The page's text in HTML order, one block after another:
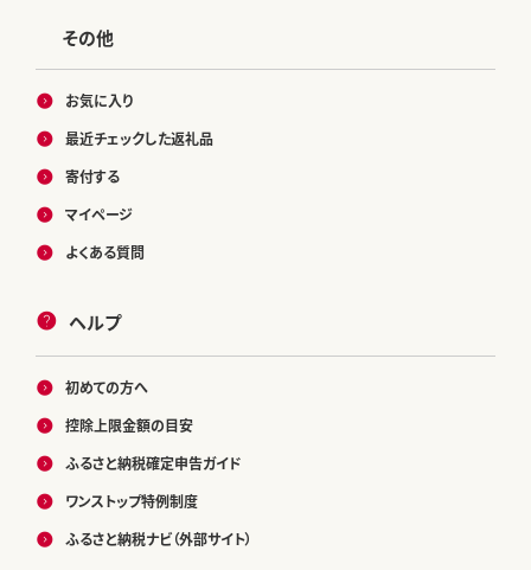
その他
お気に入り
最近チェックした返礼品
寄付する
マイページ
よくある質問
ヘルプ
初めての方へ
控除上限金額の目安
ふるさと納税確定申告ガイド
ワンストップ特例制度
ふるさと納税ナビ（外部サイト）